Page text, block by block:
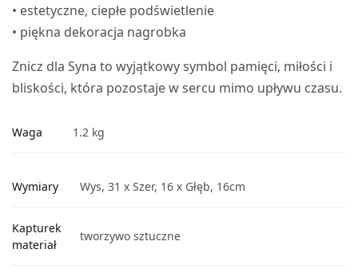
• estetyczne, ciepłe podświetlenie
• piękna dekoracja nagrobka
Znicz dla Syna to wyjątkowy symbol pamięci, miłości i
bliskości, która pozostaje w sercu mimo upływu czasu.
Waga 1.2 kg
Wymiary Wys, 31 x Szer, 16 x Głęb, 16cm
Kapturek
materiał
tworzywo sztuczne